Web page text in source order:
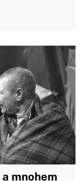
mnohem